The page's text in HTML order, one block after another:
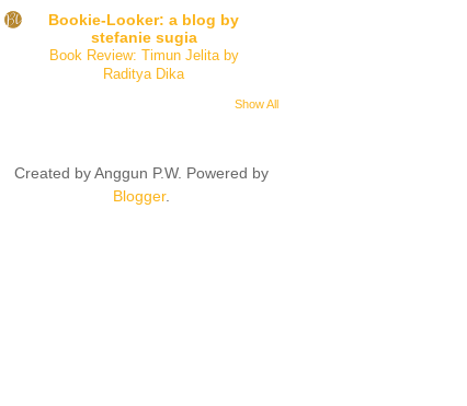
Bookie-Looker: a blog by
stefanie sugia
Book Review: Timun Jelita by
Raditya Dika
Show All
Created by Anggun P.W. Powered by
Blogger.